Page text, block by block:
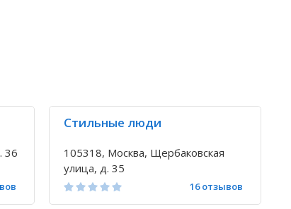
36
Стильные люди
105318, Москва, Щербаковская
улица, д. 35
16 отзывов